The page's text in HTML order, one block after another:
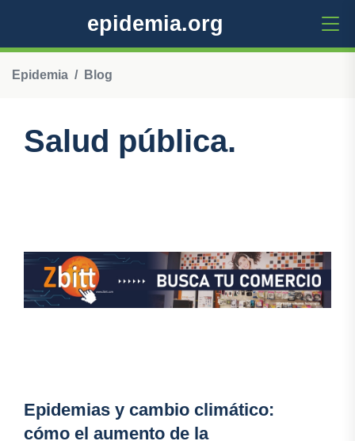
epidemia.org
Epidemia Blog
Salud pública.
Epidemias y cambio climático:
cómo el aumento de la